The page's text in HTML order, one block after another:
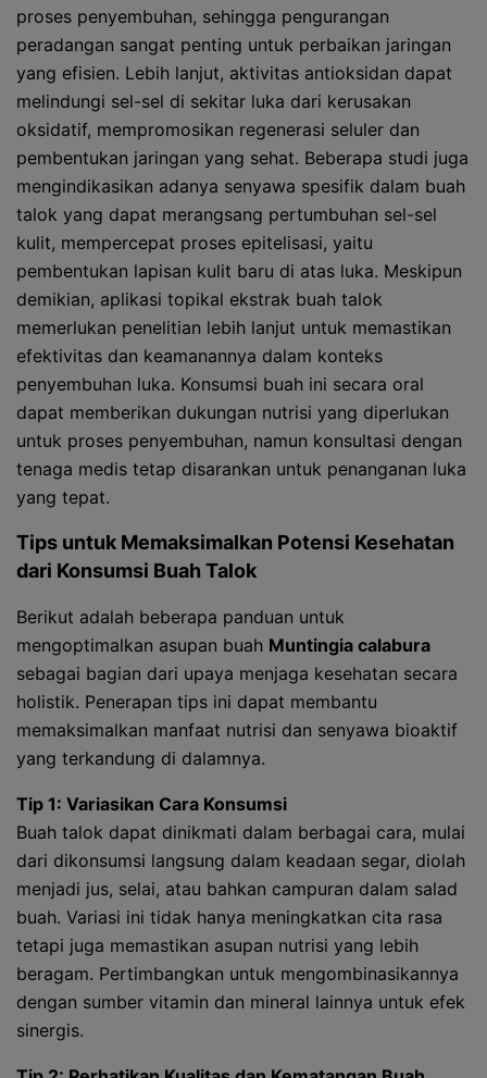
proses penyembuhan, sehingga pengurangan
peradangan sangat penting untuk perbaikan jaringan
yang efisien. Lebih lanjut, aktivitas antioksidan dapat
melindungi sel-sel di sekitar luka dari kerusakan
oksidatif, mempromosikan regenerasi seluler dan
pembentukan jaringan yang sehat. Beberapa studi juga
mengindikasikan adanya senyawa spesifik dalam buah
talok yang dapat merangsang pertumbuhan sel-sel
kulit, mempercepat proses epitelisasi, yaitu
pembentukan lapisan kulit baru di atas luka. Meskipun
demikian, aplikasi topikal ekstrak buah talok
memerlukan penelitian lebih lanjut untuk memastikan
efektivitas dan keamanannya dalam konteks
penyembuhan luka. Konsumsi buah ini secara oral
dapat memberikan dukungan nutrisi yang diperlukan
untuk proses penyembuhan, namun konsultasi dengan
tenaga medis tetap disarankan untuk penanganan luka
yang tepat.
Tips untuk Memaksimalkan Potensi Kesehatan
dari Konsumsi Buah Talok
Berikut adalah beberapa panduan untuk
mengoptimalkan asupan buah Muntingia calabura
sebagai bagian dari upaya menjaga kesehatan secara
holistik. Penerapan tips ini dapat membantu
memaksimalkan manfaat nutrisi dan senyawa bioaktif
yang terkandung di dalamnya.
Tip 1: Variasikan Cara Konsumsi
Buah talok dapat dinikmati dalam berbagai cara, mulai
dari dikonsumsi langsung dalam keadaan segar, diolah
menjadi jus, selai, atau bahkan campuran dalam salad
buah. Variasi ini tidak hanya meningkatkan cita rasa
tetapi juga memastikan asupan nutrisi yang lebih
beragam. Pertimbangkan untuk mengombinasikannya
dengan sumber vitamin dan mineral lainnya untuk efek
sinergis.